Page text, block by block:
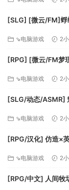
过“使用物品”分配
在城市较多时，
够找到人才。
大地图上会显示许
路以及在路线上
会进入战斗模式。
战争结束后，可清
注：游戏暂不支持
[SLG] [微云/
⇘电脑游戏 2
[RPG] [微云/FM梦现之国爱丽丝/夢現の国のアリス/AI汉化 pc
⇘电脑游戏 2
[SLG/动态/ASMR]
⇘电脑游戏 2
[RPG/汉化] 仿造×
⇘电脑游戏 2
[RPG/中文] 人间牧